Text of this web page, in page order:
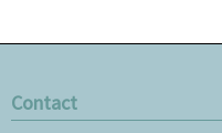
Contact